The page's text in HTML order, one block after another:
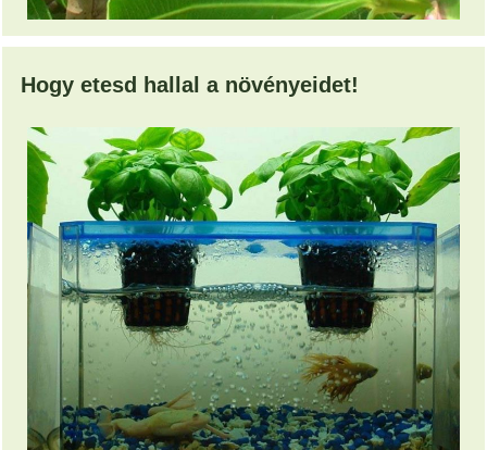
Hogy etesd hallal a növényeidet!